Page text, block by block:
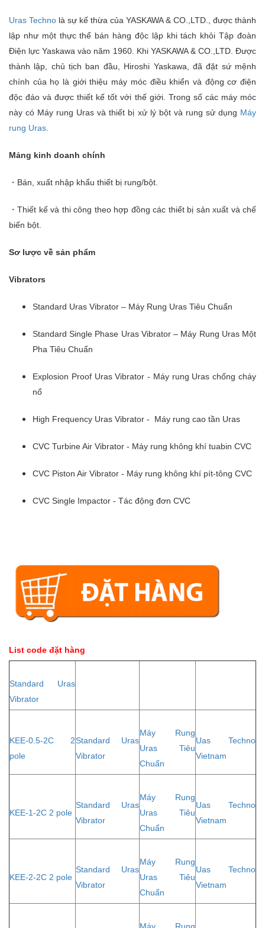
Uras Techno là sự kế thừa của YASKAWA & CO.,LTD., được thành
lập như một thực thể bán hàng độc lập khi tách khỏi Tập đoàn
Điện lực Yaskawa vào năm 1960. Khi YASKAWA & CO.,LTD. Được
thành lập, chủ tịch ban đầu, Hiroshi Yaskawa, đã đặt sứ mệnh
chính của họ là giới thiệu máy móc điều khiển và động cơ điện
độc đáo và được thiết kế tốt với thế giới. Trong số các máy móc
này có Máy rung Uras và thiết bị xử lý bột và rung sử dụng Máy
rung Uras.
Mảng kinh doanh chính
・Bán, xuất nhập khẩu thiết bị rung/bột.
・Thiết kế và thi công theo hợp đồng các thiết bị sản xuất và chế
biến bột.
Sơ lược về sản phẩm
Vibrators
Standard Uras Vibrator – Máy Rung Uras Tiêu Chuẩn
Standard Single Phase Uras Vibrator – Máy Rung Uras Một
Pha Tiêu Chuẩn
Explosion Proof Uras Vibrator - Máy rung Uras chống cháy
nổ
High Frequency Uras Vibrator - Máy rung cao tần Uras
CVC Turbine Air Vibrator - Máy rung không khí tuabin CVC
CVC Piston Air Vibrator - Máy rung không khí pít-tông CVC
CVC Single Impactor - Tác động đơn CVC
List code đặt hàng
Standard Uras
Vibrator
KEE-0.5-2C 2
pole
Standard Uras
Vibrator
Máy Rung
Uras Tiêu
Chuẩn
Uas Techno
Vietnam
KEE-1-2C 2 pole
Standard Uras
Vibrator
Máy Rung
Uras Tiêu
Chuẩn
Uas Techno
Vietnam
KEE-2-2C 2 pole
Standard Uras
Vibrator
Máy Rung
Uras Tiêu
Chuẩn
Uas Techno
Vietnam